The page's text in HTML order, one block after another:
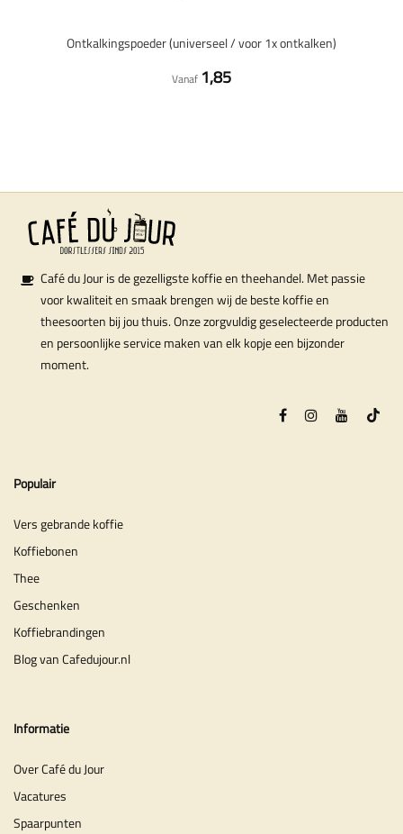
Ontkalkingspoeder (universeel / voor 1x ontkalken)
Vanaf 1,85
Café du Jour is de gezelligste koffie en theehandel. Met passie
voor kwaliteit en smaak brengen wij de beste koffie en
theesoorten bij jou thuis. Onze zorgvuldig geselecteerde producten
en persoonlijke service maken van elk kopje een bijzonder
moment.
Populair
Vers gebrande koffie
Koffiebonen
Thee
Geschenken
Koffiebrandingen
Blog van Cafedujour.nl
Informatie
Over Café du Jour
Vacatures
Spaarpunten